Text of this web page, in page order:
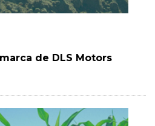
de DLS Motors